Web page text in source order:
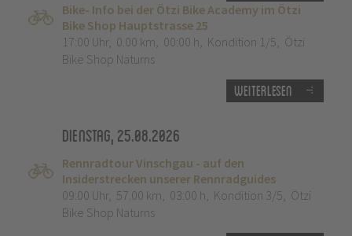
Bike- Info bei der Ötzi Bike Academy im Ötzi
Bike Shop Hauptstrasse 25
17:00 Uhr, 0.00 km, 00:00 h, Kondition 1/5, Ötzi
Bike Shop Naturns
Weiterlesen
Dienstag, 25.08.2026
Rennradtour Vinschgau - auf den
Insiderstrecken unserer Rennradguides
09:00 Uhr, 57.00 km, 03:00 h, Kondition 3/5, Ötzi
Bike Shop Naturns